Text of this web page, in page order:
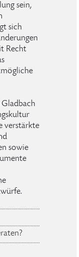
sein,
sich
Recht
Gladbach
verstärkte
sowie